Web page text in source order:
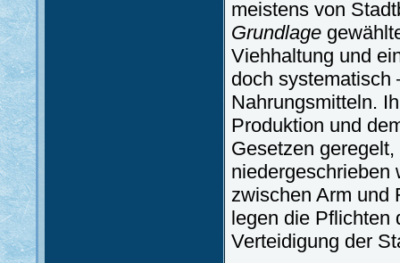
meistens von
Grundlage
Viehhaltung und
doch systematisch
Nahrungsmitteln.
Produktion und
Gesetzen
niedergeschrieben
zwischen Arm und
legen die Pflichten
Verteidigung der